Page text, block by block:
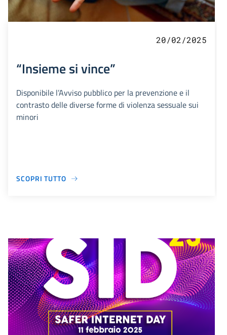
20/02/2025
“Insieme si vince”
Disponibile l’Avviso pubblico per la prevenzione e il
contrasto delle diverse forme di violenza sessuale sui
minori
SCOPRI TUTTO